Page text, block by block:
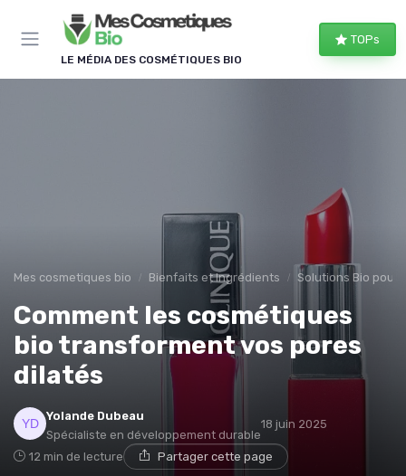
LE MÉDIA DES COSMÉTIQUES BIO
TOPs
Mes cosmetiques bio Bienfaits et Ingrédients Solutions Bio pour
Comment les cosmétiques
bio transforment vos pores
dilatés
Yolande Dubeau
Spécialiste en développement durable
18 juin 2025
12 min de lecture Partager cette page
Panneau de gestion des cookies